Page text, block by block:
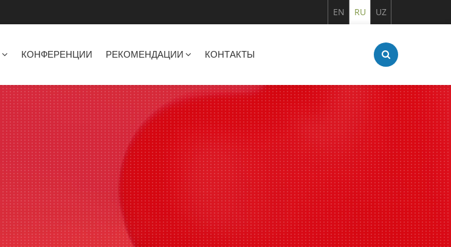
EN RU UZ
КОНФЕРЕНЦИИ РЕКОМЕНДАЦИИ КОНТАКТЫ